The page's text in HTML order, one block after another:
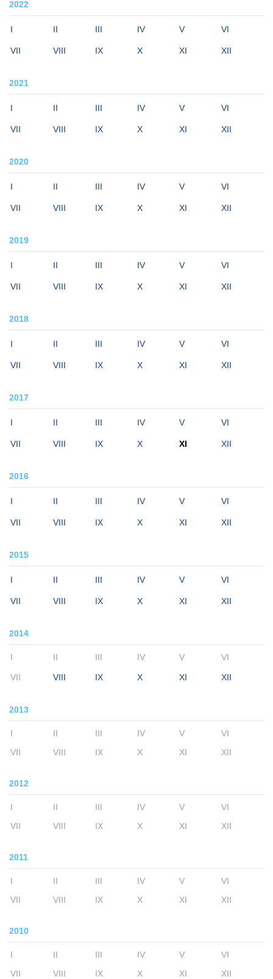
2022
I II III IV V VI
VII VIII IX X XI XII
2021
I II III IV V VI
VII VIII IX X XI XII
2020
I II III IV V VI
VII VIII IX X XI XII
2019
I II III IV V VI
VII VIII IX X XI XII
2018
I II III IV V VI
VII VIII IX X XI XII
2017
I II III IV V VI
VII VIII IX X XI XII
2016
I II III IV V VI
VII VIII IX X XI XII
2015
I II III IV V VI
VII VIII IX X XI XII
2014
I II III IV V VI
VII VIII IX X XI XII
2013
I II III IV V
VI
VII
VIII IX X XI XII
2012
I II III IV V
VI
VII
VIII IX X XI XII
2011
I II III IV V
VI
VII
VIII IX X XI XII
2010
I II III IV V
VI
VII
VIII IX X XI XII